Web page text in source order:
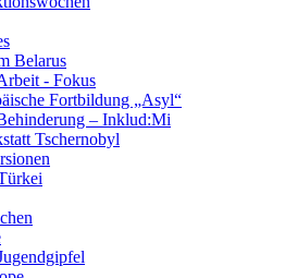
Belarus
- Fokus
Fortbildung „Asyl“
– Inklud:Mi
Tschernobyl